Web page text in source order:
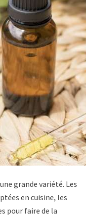
grande variété. Les
en cuisine, les
pour faire de la